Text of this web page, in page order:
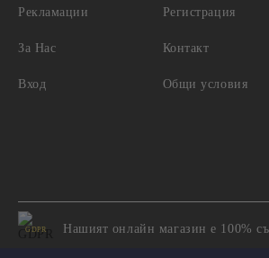
Рекламации
За Нас
Вход
Регистрация
Контакт
Общи условия
GDPR Нашият онлайн магазин е 100%